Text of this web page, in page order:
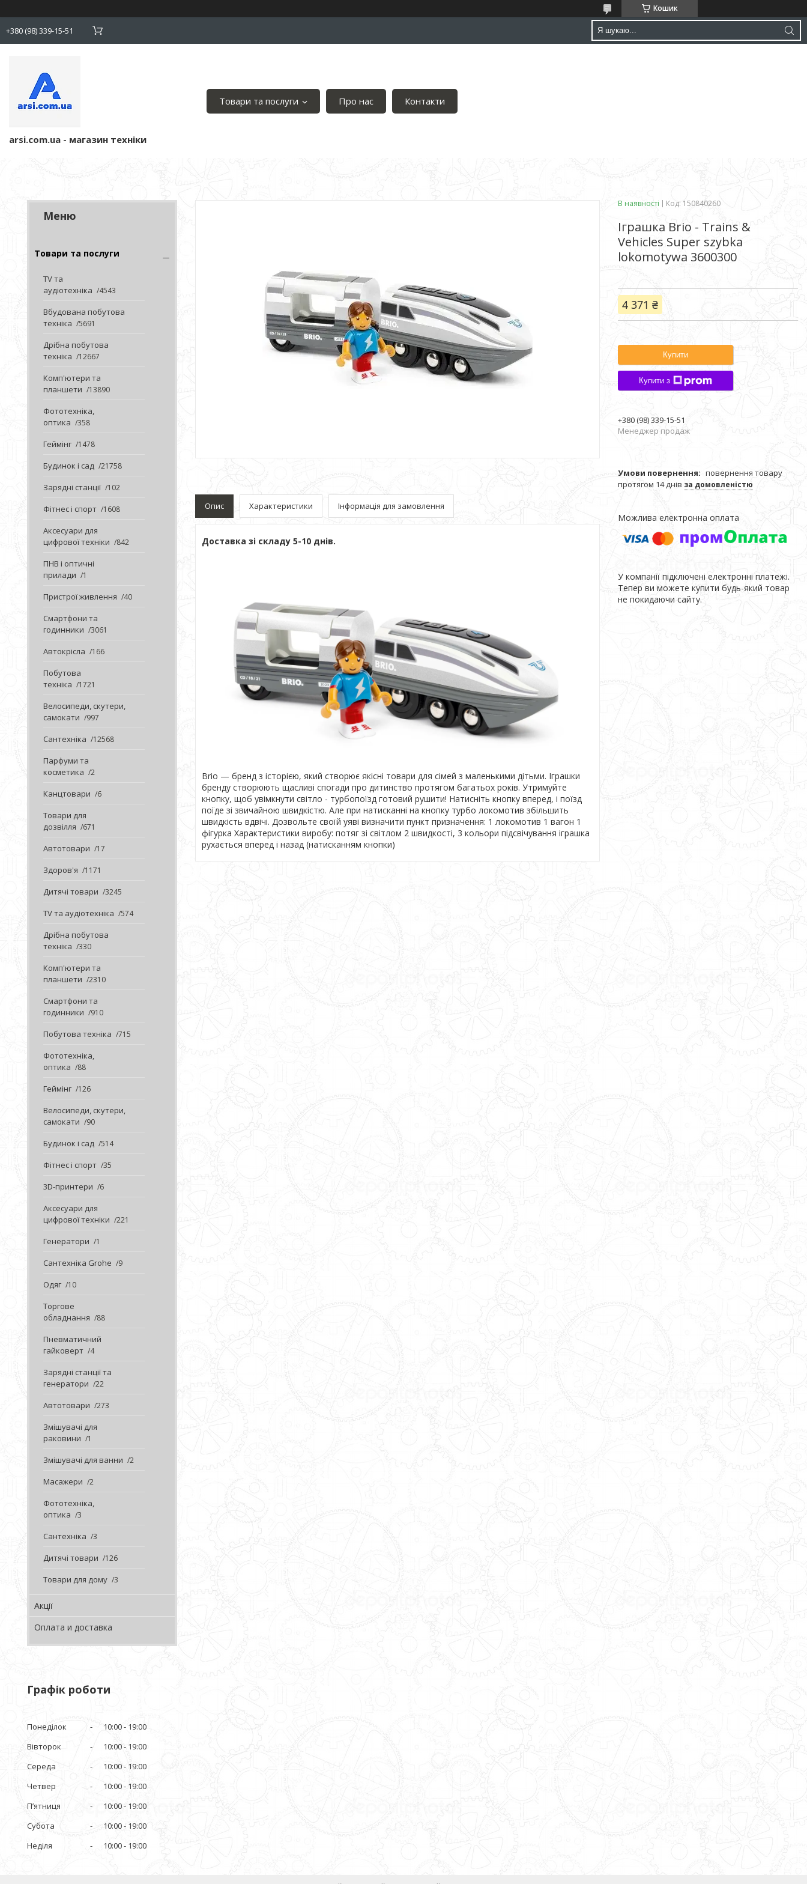
Кошик
+380 (98) 339-15-51
arsi.com.ua - магазин техніки
Товари та послуги Про нас Контакти
Товари та послуги
TV та
аудіотехніка
4543
Вбудована побутова
техніка
5691
Дрібна побутова
техніка
12667
Комп'ютери та
планшети
13890
Фототехніка,
оптика
358
Геймінг 1478
Будинок і сад 21758
Зарядні станції 102
Фітнес і спорт 1608
Аксесуари для
цифрової техніки
842
ПНВ і оптичні
прилади
1
Пристрої живлення 40
Смартфони та
годинники
3061
Автокрісла 166
Побутова
техніка
1721
Велосипеди, скутери,
самокати
997
Сантехніка 12568
Парфуми та
косметика
2
Канцтовари 6
Товари для
дозвілля
671
Автотовари 17
Здоров'я 1171
Дитячі товари 3245
TV та аудіотехніка 574
Дрібна побутова
техніка
330
Комп'ютери та
планшети
2310
Смартфони та
годинники
910
Побутова техніка 715
Фототехніка,
оптика
88
Геймінг 126
Велосипеди, скутери,
самокати
90
Будинок і сад 514
Фітнес і спорт 35
3D-принтери 6
Аксесуари для
цифрової техніки
221
Генератори 1
Сантехніка Grohe 9
Одяг 10
Торгове
обладнання
88
Пневматичний
гайковерт
4
Зарядні станції та
генератори
22
Автотовари 273
Змішувачі для
раковини
1
Змішувачі для ванни 2
Масажери 2
Фототехніка,
оптика
3
Сантехніка 3
Дитячі товари 126
Товари для дому 3
Акції
Оплата и доставка
Графік роботи
Понеділок 10:00
19:00
Вівторок
10:00
19:00
Середа
10:00
19:00
Четвер
10:00
19:00
Пʼятниця
10:00
19:00
Субота
10:00
19:00
Неділя
10:00 19:00
Опис Характеристики Інформація для замовлення
Доставка зі складу 5-10 днів.
Brio — бренд з історією, який створює якісні товари для сімей з маленькими дітьми. Іграшки
бренду створюють щасливі спогади про дитинство протягом багатьох років. Утримуйте
кнопку, щоб увімкнути світло - турбопоїзд готовий рушити! Натисніть кнопку вперед, і поїзд
поїде зі звичайною швидкістю. Але при натисканні на кнопку турбо локомотив збільшить
швидкість вдвічі. Дозвольте своїй уяві визначити пункт призначення: 1 локомотив 1 вагон 1
фігурка Характеристики виробу: потяг зі світлом 2 швидкості, 3 кольори підсвічування іграшка
рухається вперед і назад (натисканням кнопки)
В наявності Код: 150840260
Іграшка Brio - Trains &
Vehicles Super szybka
lokomotywa 3600300
4 371 ₴
Купити
Купити з
+380 (98) 339-15-51
Менеджер продаж
повернення товару
протягом 14 днів за домовленістю
У компанії підключені електронні платежі.
Тепер ви можете купити будь-який товар
не покидаючи сайту.